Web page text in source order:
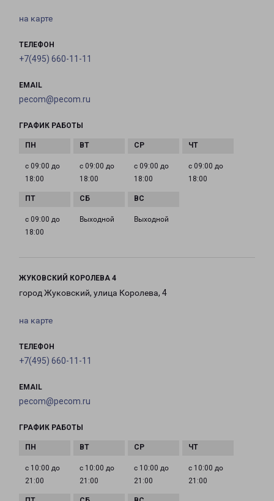
на карте
ТЕЛЕФОН
+7(495) 660-11-11
EMAIL
pecom@pecom.ru
ГРАФИК РАБОТЫ
с 09:00 до
18:00
с 09:00 до
18:00
с 09:00 до
18:00
с 09:00 до
18:00
с 09:00 до
18:00
Выходной Выходной
ЖУКОВСКИЙ КОРОЛЕВА 4
город Жуковский, улица Королева, 4
на карте
ТЕЛЕФОН
+7(495) 660-11-11
EMAIL
pecom@pecom.ru
ГРАФИК РАБОТЫ
с 10:00 до
21:00
с 10:00 до
21:00
с 10:00 до
21:00
с 10:00 до
21:00